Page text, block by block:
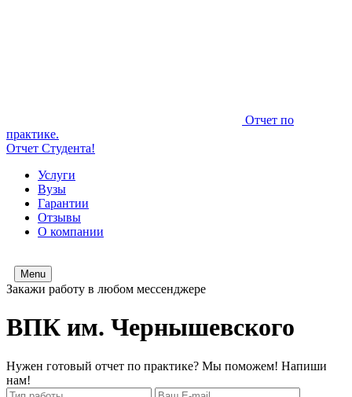
Отчет по
практике.
Отчет Студента!
Услуги
Вузы
Гарантии
Отзывы
О компании
Menu
Закажи работу в любом мессенджере
ВПК им. Чернышевского
Нужен готовый отчет по практике? Мы поможем! Напиши
нам!